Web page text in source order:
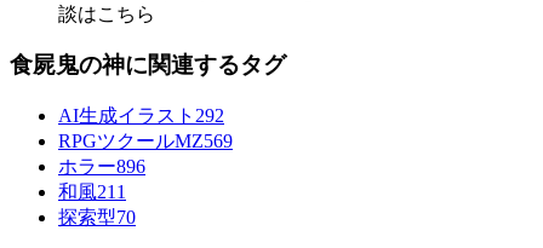
談はこちら
食屍鬼の神に関連するタグ
AI生成イラスト 292
RPGツクールMZ569
ホラー896
和風211
探索型70